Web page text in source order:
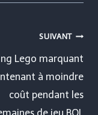
SUIVANT
Lego marquant
à moindre
coût pendant les